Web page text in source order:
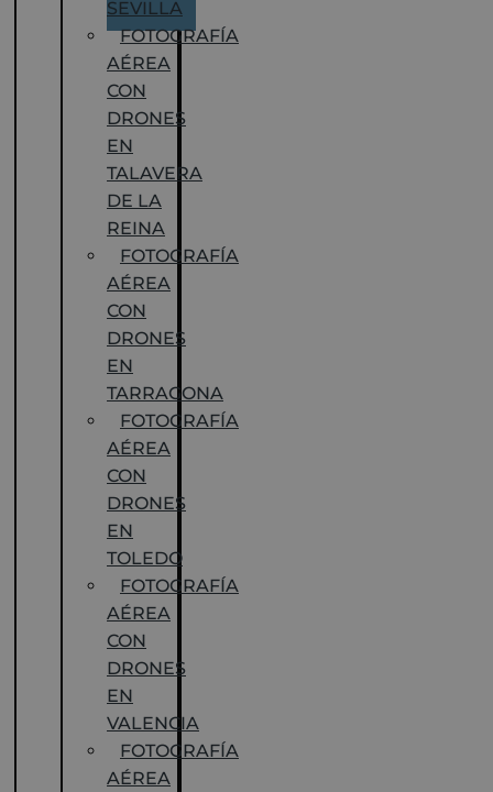
SEVILLA
FOTOGRAFÍA
AÉREA
CON
DRONES
EN
TALAVERA
DE LA
REINA
FOTOGRAFÍA
AÉREA
CON
DRONES
EN
TARRAGONA
FOTOGRAFÍA
AÉREA
CON
DRONES
EN
TOLEDO
FOTOGRAFÍA
AÉREA
CON
DRONES
EN
VALENCIA
FOTOGRAFÍA
AÉREA